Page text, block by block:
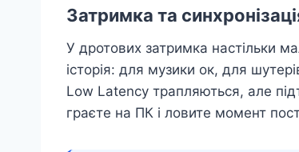
Затримка та
У дротових затримка настільки
історія: для музики ок, для
Low Latency трапляються, але
граєте на ПК і ловите момент